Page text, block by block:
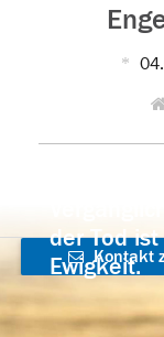
der Tod
Ewigkeit.
Kontakt